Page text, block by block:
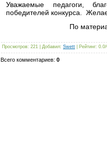
Уважаемые педагоги,
победителей конкурса.
По
Просмотров: 221 | Добавил: Swett Рейтинг: 0.0/
Всего комментариев: 0